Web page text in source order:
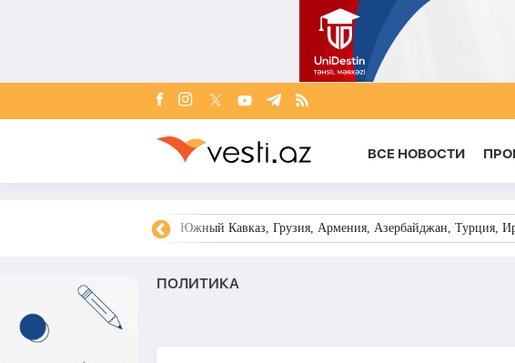
ВСЕ НОВОСТИ
Южный Кавказ, Грузия, Армения, Азербайджан, Турция,
ПОЛИТИКА